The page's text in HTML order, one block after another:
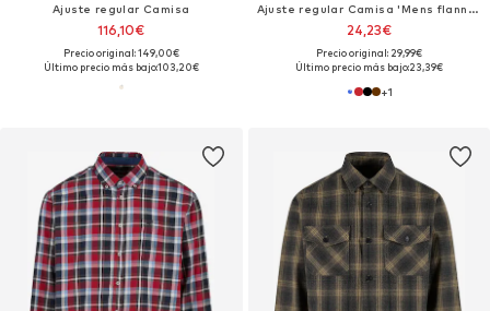
Ajuste regular Camisa
116,10€
Precio original: 149,00€
Último precio más bajo:103,20€
Ajuste regular Camisa 'Mens flannel with hooddie'
24,23€
Precio original: 29,99€
Último precio más bajo:23,39€
+1